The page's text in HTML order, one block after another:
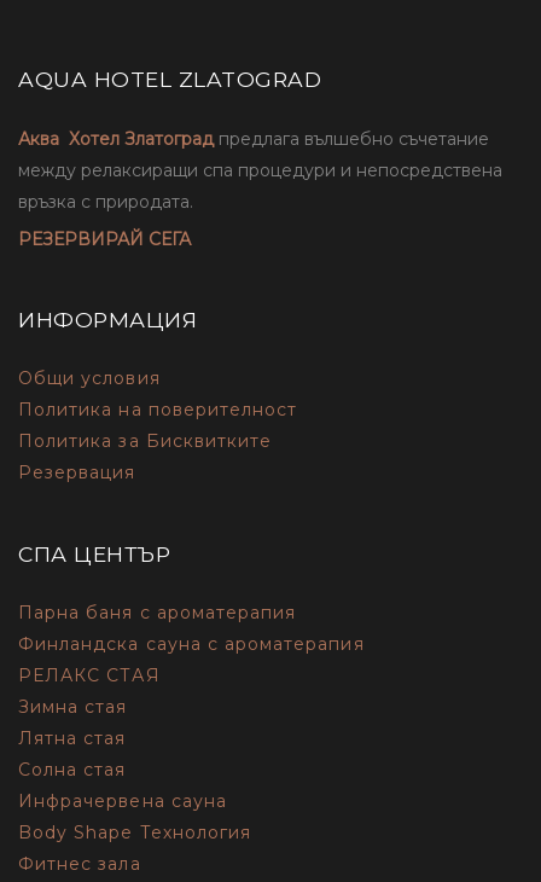
AQUA HOTEL ZLATOGRAD
Аква Хотел Златоград предлага вълшебно съчетание
между релаксиращи спа процедури и непосредствена
връзка с природата.
РЕЗЕРВИРАЙ СЕГА
ИНФОРМАЦИЯ
Общи условия
Политика на поверителност
Политика за Бисквитките
Резервация
СПА ЦЕНТЪР
Парна баня с ароматерапия
Финландска сауна с ароматерапия
РЕЛАКС СТАЯ
Зимна стая
Лятна стая
Солна стая
Инфрачервена сауна
Body Shape Технология
Фитнес зала